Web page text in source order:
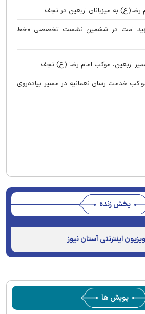
رضا(ع) به میزبانان اربعین در نجف
شهید امت در ششمین نشست تخصصی «خط
اربعین، موکب امام رضا (ع) نجف
خدمت رسان نعمانیه در مسیر پیاده‌روی
پخش زنده
اینترنتی آستان نیوز
پویش ها